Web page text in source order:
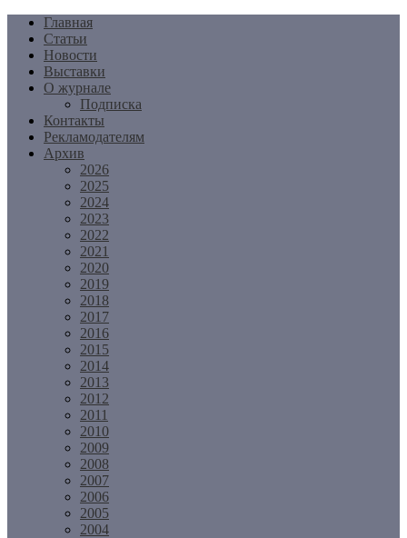
Перейти
содержимому
Главная
Статьи
Новости
Выставки
О журнале
Подписка
Контакты
Рекламодателям
Архив
2026
2025
2024
2023
2022
2021
2020
2019
2018
2017
2016
2015
2014
2013
2012
2011
2010
2009
2008
2007
2006
2005
2004